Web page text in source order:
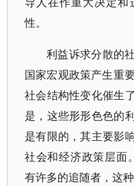
性。
利益诉求分散的
国家宏观政策产生重
社会结构性变化催生
是，这些形形色色的
是有限的，其主要影
社会和经济政策层面
有许多的追随者，这